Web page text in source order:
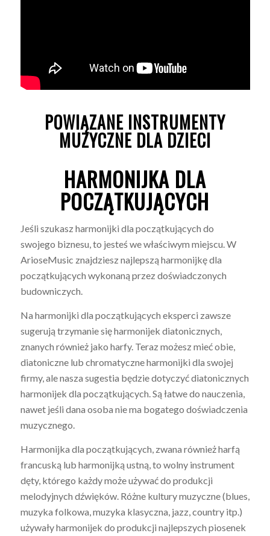
POWIĄZANE INSTRUMENTY
MUZYCZNE DLA DZIECI
HARMONIJKA DLA
POCZĄTKUJĄCYCH
Jeśli szukasz harmonijki dla początkujących do
swojego biznesu, to jesteś we właściwym miejscu. W
ArioseMusic znajdziesz najlepszą harmonijkę dla
początkujących wykonaną przez doświadczonych
budowniczych.
Na harmonijki dla początkujących eksperci zawsze
sugerują trzymanie się harmonijek diatonicznych,
znanych również jako harfy. Teraz możesz mieć obie,
diatoniczne lub chromatyczne harmonijki dla swojej
firmy, ale nasza sugestia będzie dotyczyć diatonicznych
harmonijek dla początkujących. Są łatwe do nauczenia,
nawet jeśli dana osoba nie ma bogatego doświadczenia
muzycznego.
Harmonijka dla początkujących, zwana również harfą
francuską lub harmonijką ustną, to wolny instrument
dęty, którego każdy może używać do produkcji
melodyjnych dźwięków. Różne kultury muzyczne (blues,
muzyka folkowa, muzyka klasyczna, jazz, country itp.)
używały harmonijek do produkcji najlepszych piosenek